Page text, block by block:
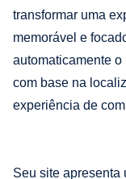
transformar uma
memorável e
automaticamente
com base na
experiência de
Seu site apresenta